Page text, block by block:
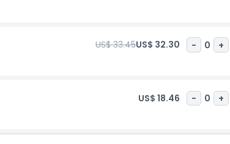
US$ 33.45US$ 32.30 - 0 +
US$ 18.46 - 0 +